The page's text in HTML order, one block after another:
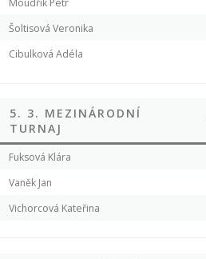
Šoltisová Veronika
Cibulková Adéla
5. 3. MEZINÁRODNÍ
TURNAJ
Fuksová Klára
Vaněk Jan
Vichorcová Kateřina